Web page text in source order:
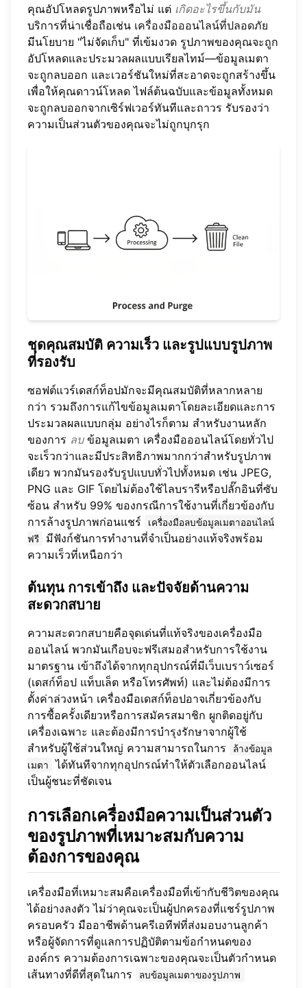
คุณอัปโหลดรูปภาพหรือไม่ แต่ เกิดอะไรขึ้นกับมัน
บริการที่น่าเชื่อถือเช่น เครื่องมือออนไลน์ที่ปลอดภัย
มีนโยบาย "ไม่จัดเก็บ" ที่เข้มงวด รูปภาพของคุณจะถูก
อัปโหลดและประมวลผลแบบเรียลไทม์—ข้อมูลเมตา
จะถูกลบออก และเวอร์ชันใหม่ที่สะอาดจะถูกสร้างขึ้น
เพื่อให้คุณดาวน์โหลด ไฟล์ต้นฉบับและข้อมูลทั้งหมด
จะถูกลบออกจากเซิร์ฟเวอร์ทันทีและถาวร รับรองว่า
ความเป็นส่วนตัวของคุณจะไม่ถูกบุกรุก
ชุดคุณสมบัติ ความเร็ว และรูปแบบรูปภาพ
ที่รองรับ
ซอฟต์แวร์เดสก์ท็อปมักจะมีคุณสมบัติที่หลากหลาย
กว่า รวมถึงการแก้ไขข้อมูลเมตาโดยละเอียดและการ
ประมวลผลแบบกลุ่ม อย่างไรก็ตาม สำหรับงานหลัก
ของการ ลบข้อมูลเมตา เครื่องมือออนไลน์โดยทั่วไป
จะเร็วกว่าและมีประสิทธิภาพมากกว่าสำหรับรูปภาพ
เดียว พวกมันรองรับรูปแบบทั่วไปทั้งหมด เช่น JPEG,
PNG และ GIF โดยไม่ต้องใช้ไลบรารีหรือปลั๊กอินที่ซับ
ซ้อน สำหรับ 99% ของกรณีการใช้งานที่เกี่ยวข้องกับ
การล้างรูปภาพก่อนแชร์
เครื่องมือลบข้อมูลเมตาออนไลน์
ฟรี
มีฟังก์ชันการทำงานที่จำเป็นอย่างแท้จริงพร้อม
ความเร็วที่เหนือกว่า
ต้นทุน การเข้าถึง และปัจจัยด้านความ
สะดวกสบาย
ความสะดวกสบายคือจุดเด่นที่แท้จริงของเครื่องมือ
ออนไลน์ พวกมันเกือบจะฟรีเสมอสำหรับการใช้งาน
มาตรฐาน เข้าถึงได้จากทุกอุปกรณ์ที่มีเว็บเบราว์เซอร์
(เดสก์ท็อป แท็บเล็ต หรือโทรศัพท์) และไม่ต้องมีการ
ตั้งค่าล่วงหน้า เครื่องมือเดสก์ท็อปอาจเกี่ยวข้องกับ
การซื้อครั้งเดียวหรือการสมัครสมาชิก ผูกติดอยู่กับ
เครื่องเฉพาะ และต้องมีการบำรุงรักษาจากผู้ใช้
สำหรับผู้ใช้ส่วนใหญ่ ความสามารถในการ
ล้างข้อมูล
เมตา
ได้ทันทีจากทุกอุปกรณ์ทำให้ตัวเลือกออนไลน์
เป็นผู้ชนะที่ชัดเจน
การเลือกเครื่องมือความเป็นส่วนตัว
ของรูปภาพที่เหมาะสมกับความ
ต้องการของคุณ
เครื่องมือที่เหมาะสมคือเครื่องมือที่เข้ากับชีวิตของคุณ
ได้อย่างลงตัว ไม่ว่าคุณจะเป็นผู้ปกครองที่แชร์รูปภาพ
ครอบครัว มืออาชีพด้านครีเอทีฟที่ส่งมอบงานลูกค้า
หรือผู้จัดการที่ดูแลการปฏิบัติตามข้อกำหนดของ
องค์กร ความต้องการเฉพาะของคุณจะเป็นตัวกำหนด
เส้นทางที่ดีที่สุดในการ
ลบข้อมูลเมตาของรูปภาพ